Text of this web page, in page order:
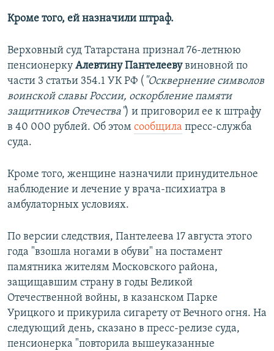
Кроме того, ей назначили штраф.
Верховный суд Татарстана признал 76-летнюю
пенсионерку Алевтину Пантелеевувиновной по
части 3 статьи 354.1 УК РФ ( "Осквернение символов
воинской славы России, оскорбление памяти
защитников Отечества") и приговорил ее к штрафу
в 40 000 рублей. Об этом сообщила пресс-служба
суда.
Кроме того, женщине назначили принудительное
наблюдение и лечение у врача-психиатра в
амбулаторных условиях.
По версии следствия, Пантелеева 17 августа этого
года "взошла ногами в обуви" на постамент
памятника жителям Московского района,
защищавшим страну в годы Великой
Отечественной войны, в казанском Парке
Урицкого и прикурила сигарету от Вечного огня. На
следующий день, сказано в пресс-релизе суда,
пенсионерка "повторила вышеуказанные